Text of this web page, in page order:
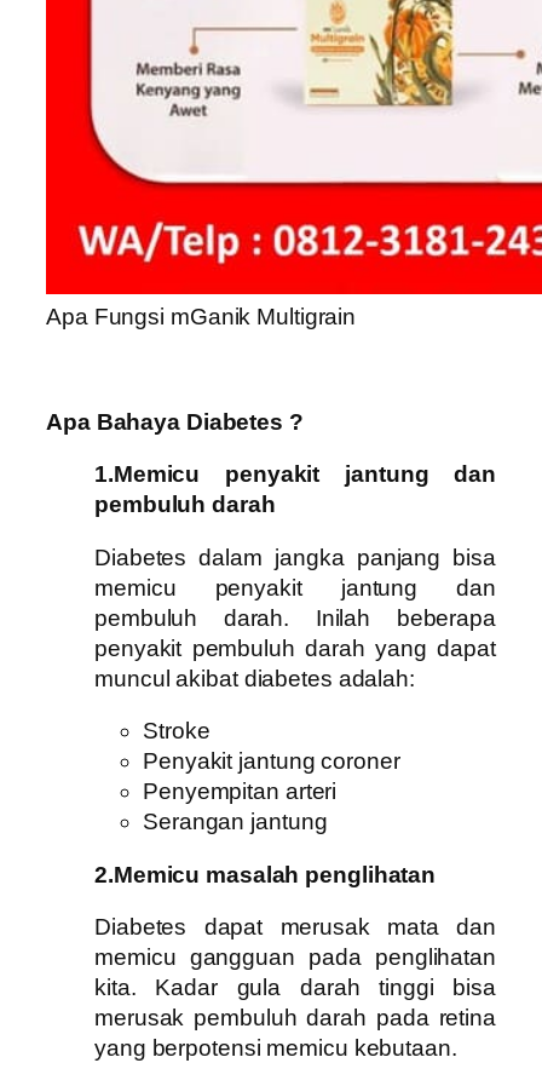
Apa Fungsi mGanik Multigrain
Apa Bahaya Diabetes ?
1.Memicu penyakit jantung dan
pembuluh darah
Diabetes dalam jangka panjang bisa
memicu penyakit jantung dan
pembuluh darah. Inilah beberapa
penyakit pembuluh darah yang dapat
muncul akibat diabetes adalah:
Stroke
Penyakit jantung coroner
Penyempitan arteri
Serangan jantung
2.Memicu masalah penglihatan
Diabetes dapat merusak mata dan
memicu gangguan pada penglihatan
kita. Kadar gula darah tinggi bisa
merusak pembuluh darah pada retina
yang berpotensi memicu kebutaan.